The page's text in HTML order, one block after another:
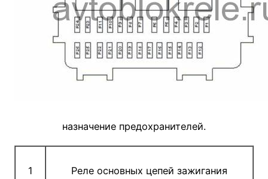
назначение предохранителей.
1 Реле основных цепей зажигания